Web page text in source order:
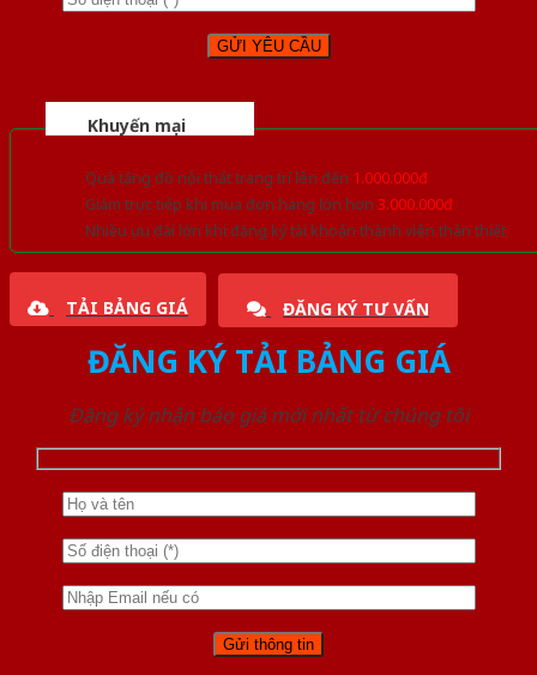
Khuyến mại
Quà tặng đồ nội thất trang trí lên đến 1.000.000đ
Giảm trực tiếp khi mua đơn hàng lớn hơn 3.000.000đ
Nhiều ưu đãi lớn khi đăng ký tài khoản thành viên thân thiết
TẢI BẢNG GIÁ ĐĂNG KÝ TƯ VẤN
ĐĂNG KÝ TẢI BẢNG GIÁ
Đăng ký nhận báo giá mới nhất từ chúng tôi